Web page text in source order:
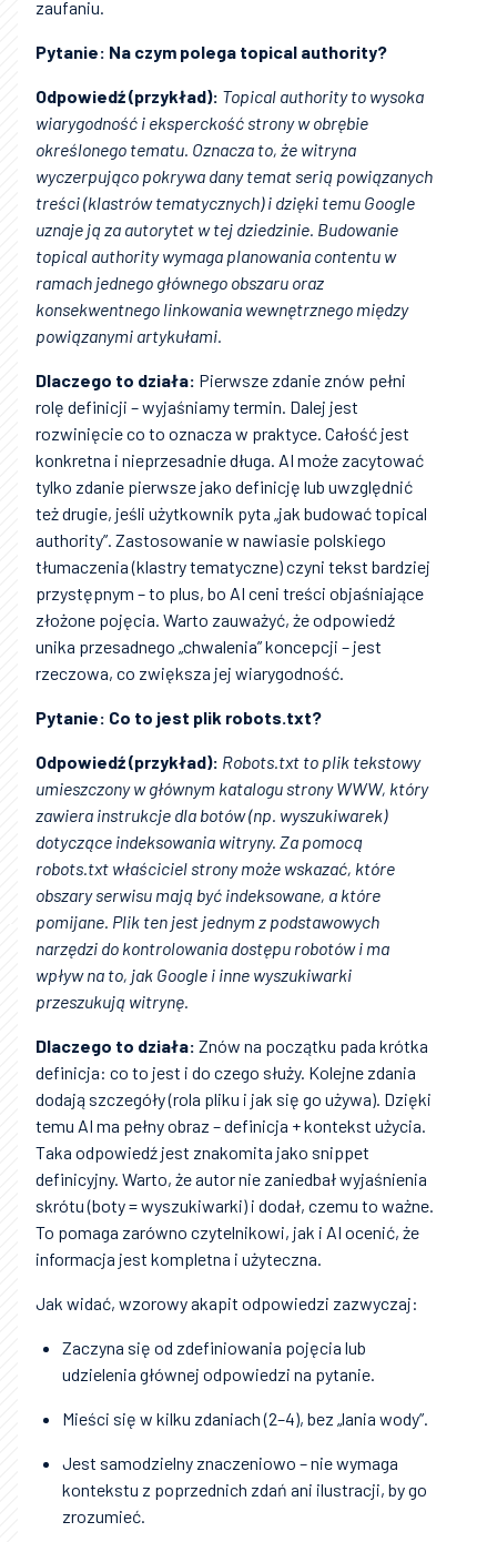
zaufaniu.
Pytanie: Na czym polega topical authority?
Odpowiedź (przykład): Topical authority to wysoka
wiarygodność i eksperckość strony w obrębie
określonego tematu. Oznacza to, że witryna
wyczerpująco pokrywa dany temat serią powiązanych
treści (klastrów tematycznych) i dzięki temu Google
uznaje ją za autorytet w tej dziedzinie. Budowanie
topical authority wymaga planowania contentu w
ramach jednego głównego obszaru oraz
konsekwentnego linkowania wewnętrznego między
powiązanymi artykułami.
Dlaczego to działa: Pierwsze zdanie znów pełni
rolę definicji – wyjaśniamy termin. Dalej jest
rozwinięcie co to oznacza w praktyce. Całość jest
konkretna i nieprzesadnie długa. AI może zacytować
tylko zdanie pierwsze jako definicję lub uwzględnić
też drugie, jeśli użytkownik pyta „jak budować topical
authority”. Zastosowanie w nawiasie polskiego
tłumaczenia (klastry tematyczne) czyni tekst bardziej
przystępnym – to plus, bo AI ceni treści objaśniające
złożone pojęcia. Warto zauważyć, że odpowiedź
unika przesadnego „chwalenia” koncepcji – jest
rzeczowa, co zwiększa jej wiarygodność.
Pytanie: Co to jest plik robots.txt?
Odpowiedź (przykład): Robots.txt to plik tekstowy
umieszczony w głównym katalogu strony WWW, który
zawiera instrukcje dla botów (np. wyszukiwarek)
dotyczące indeksowania witryny. Za pomocą
robots.txt właściciel strony może wskazać, które
obszary serwisu mają być indeksowane, a które
pomijane. Plik ten jest jednym z podstawowych
narzędzi do kontrolowania dostępu robotów i ma
wpływ na to, jak Google i inne wyszukiwarki
przeszukują witrynę.
Dlaczego to działa: Znów na początku pada krótka
definicja: co to jest i do czego służy. Kolejne zdania
dodają szczegóły (rola pliku i jak się go używa). Dzięki
temu AI ma pełny obraz – definicja + kontekst użycia.
Taka odpowiedź jest znakomita jako snippet
definicyjny. Warto, że autor nie zaniedbał wyjaśnienia
skrótu (boty = wyszukiwarki) i dodał, czemu to ważne.
To pomaga zarówno czytelnikowi, jak i AI ocenić, że
informacja jest kompletna i użyteczna.
Jak widać, wzorowy akapit odpowiedzi zazwyczaj:
Zaczyna się od zdefiniowania pojęcia lub
udzielenia głównej odpowiedzi na pytanie.
Mieści się w kilku zdaniach (2–4), bez „lania wody”.
Jest samodzielny znaczeniowo – nie wymaga
kontekstu z poprzednich zdań ani ilustracji, by go
zrozumieć.